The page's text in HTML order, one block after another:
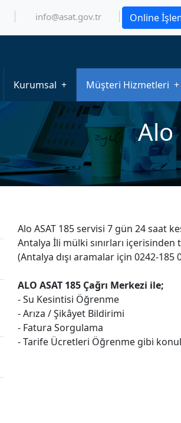
info@asat.gov.tr Online
Kurumsal Müşteri Hizmetleri
Alo
Alo ASAT 185 servisi 7 gün 24 saat
Antalya İli mülki sınırları
(Antalya dışı aramalar için 0242-185
ALO ASAT 185 Çağrı Merkezi ile;
- Su Kesintisi Öğrenme
- Arıza / Şikâyet Bildirimi
- Fatura Sorgulama
- Tarife Ücretleri Öğrenme gibi